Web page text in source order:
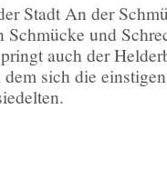
Stadt An der
und
auch der
sich die